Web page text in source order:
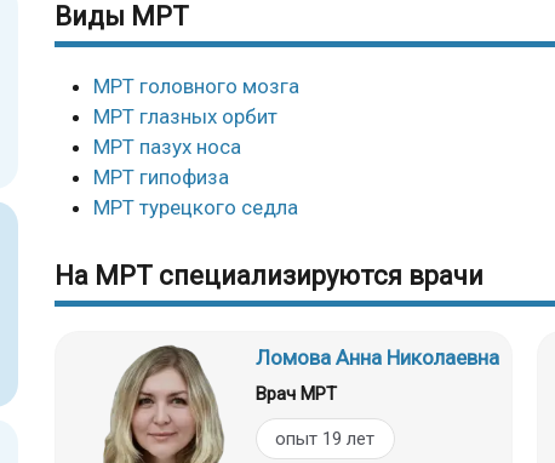
Виды МРТ
МРТ головного мозга
МРТ глазных орбит
МРТ пазух носа
МРТ гипофиза
МРТ турецкого седла
На МРТ специализируются врачи
Ломова Анна Николаевна
Врач МРТ
опыт 19 лет